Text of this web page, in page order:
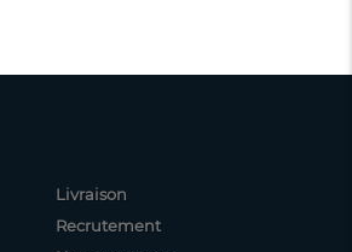
Livraison
Recrutement